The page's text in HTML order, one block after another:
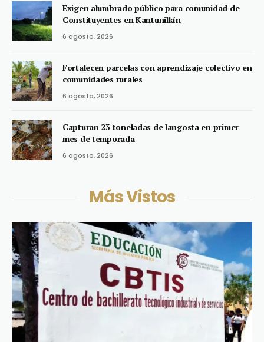
Exigen alumbrado público para comunidad de
Constituyentes en Kantunilkín
6 agosto, 2026
Fortalecen parcelas con aprendizaje colectivo en
comunidades rurales
6 agosto, 2026
Capturan 23 toneladas de langosta en primer
mes de temporada
6 agosto, 2026
Más Vistos